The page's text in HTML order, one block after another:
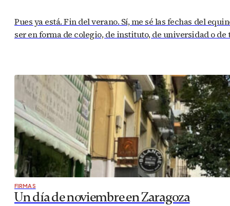
Pues ya está. Fin del verano. Sí, me sé las fechas del
ser en forma de colegio, de instituto, de universidad o
FIRMAS
Un día de noviembre en Zaragoza